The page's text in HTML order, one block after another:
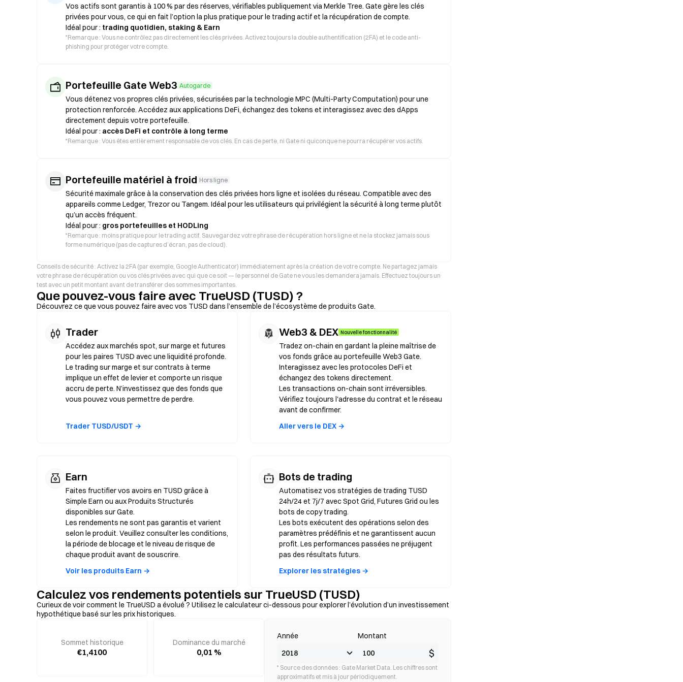
Vos actifs sont garantis à 100 % par des réserves, vérifiables publiquement via Merkle Tree. Gate gère les clés
privées pour vous, ce qui en fait l’option la plus pratique pour le trading actif et la récupération de compte.
Idéal pour : trading quotidien, staking & Earn
*Remarque : Vous ne contrôlez pas directement les clés privées. Activez toujours la double authentification (2FA) et le code anti-
phishing pour protéger votre compte.
Portefeuille Gate Web3 Autogarde
Vous détenez vos propres clés privées, sécurisées par la technologie MPC (Multi-Party Computation) pour une
protection renforcée. Accédez aux applications DeFi, échangez des tokens et interagissez avec des dApps
directement depuis votre portefeuille.
Idéal pour : accès DeFi et contrôle à long terme
*Remarque : Vous êtes entièrement responsable de vos clés. En cas de perte, ni Gate ni quiconque ne pourra récupérer vos actifs.
Portefeuille matériel à froid Hors ligne
Sécurité maximale grâce à la conservation des clés privées hors ligne et isolées du réseau. Compatible avec des
appareils comme Ledger, Trezor ou Tangem. Idéal pour les utilisateurs qui privilégient la sécurité à long terme plutôt
qu’un accès fréquent.
Idéal pour : gros portefeuilles et HODLing
*Remarque : moins pratique pour le trading actif. Sauvegardez votre phrase de récupération hors ligne et ne la stockez jamais sous
forme numérique (pas de captures d’écran, pas de cloud).
Conseils de sécurité : Activez la 2FA (par exemple, Google Authenticator) immédiatement après la création de votre compte. Ne partagez jamais
votre phrase de récupération ou vos clés privées avec qui que ce soit — le personnel de Gate ne vous les demandera jamais. Effectuez toujours un
test avec un petit montant avant de transférer des sommes importantes.
Que pouvez-vous faire avec TrueUSD (TUSD) ?
Découvrez ce que vous pouvez faire avec vos TUSD dans l’ensemble de l’écosystème de produits Gate.
Trader
Accédez aux marchés spot, sur marge et futures
pour les paires TUSD avec une liquidité profonde.
Le trading sur marge et sur contrats à terme
implique un effet de levier et comporte un risque
accru de perte. N’investissez que des fonds que
vous pouvez vous permettre de perdre.
Trader TUSD/USDT →
Web3 & DEX Nouvelle fonctionnalité
Tradez on-chain en gardant la pleine maîtrise de
vos fonds grâce au portefeuille Web3 Gate.
Interagissez avec les protocoles DeFi et
échangez des tokens directement.
Les transactions on-chain sont irréversibles.
Vérifiez toujours l'adresse du contrat et le réseau
avant de confirmer.
Aller vers le DEX →
Earn
Faites fructifier vos avoirs en TUSD grâce à
Simple Earn ou aux Produits Structurés
disponibles sur Gate.
Les rendements ne sont pas garantis et varient
selon le produit. Veuillez consulter les conditions,
la période de blocage et le niveau de risque de
chaque produit avant de souscrire.
Voir les produits Earn →
Bots de trading
Automatisez vos stratégies de trading TUSD
24h/24 et 7j/7 avec Spot Grid, Futures Grid ou les
bots de copy trading.
Les bots exécutent des opérations selon des
paramètres prédéfinis et ne garantissent aucun
profit. Les performances passées ne préjugent
pas des résultats futurs.
Explorer les stratégies →
Calculez vos rendements potentiels sur TrueUSD (TUSD)
Curieux de voir comment le TrueUSD a évolué ? Utilisez le calculateur ci-dessous pour explorer l’évolution d’un investissement
hypothétique basé sur les prix historiques.
Sommet historique
€1,4100
Dominance du marché
0,01 %
Année Montant
$
* Source des données : Gate Market Data. Les chiffres sont
approximatifs et mis à jour périodiquement.